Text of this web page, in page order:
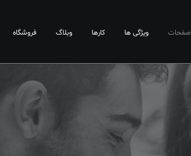
صفحات ویژگی ها کارها وبلاگ فروشگاه